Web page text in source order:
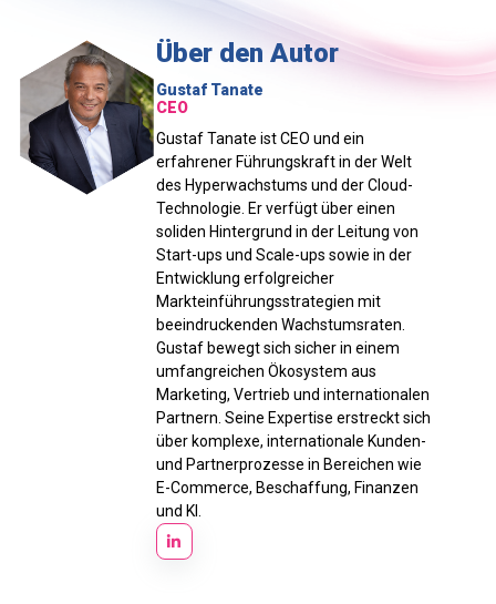
Über den Autor
Gustaf Tanate
CEO
Gustaf Tanate ist CEO und ein
erfahrener Führungskraft in der Welt
des Hyperwachstums und der Cloud-
Technologie. Er verfügt über einen
soliden Hintergrund in der Leitung von
Start-ups und Scale-ups sowie in der
Entwicklung erfolgreicher
Markteinführungsstrategien mit
beeindruckenden Wachstumsraten.
Gustaf bewegt sich sicher in einem
umfangreichen Ökosystem aus
Marketing, Vertrieb und internationalen
Partnern. Seine Expertise erstreckt sich
über komplexe, internationale Kunden-
und Partnerprozesse in Bereichen wie
E-Commerce, Beschaffung, Finanzen
und KI.